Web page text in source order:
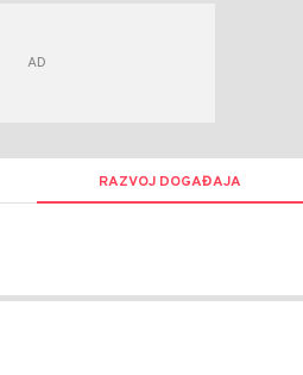
RAZVOJ DOGAĐAJA